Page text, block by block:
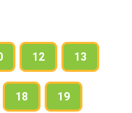
известные люди
вами общего
своего имени
12 13
18 19